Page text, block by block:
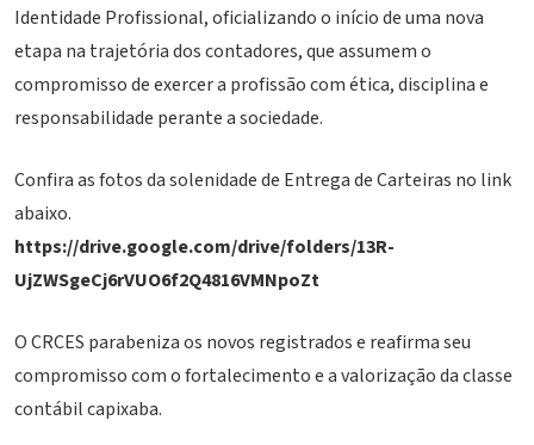
Identidade Profissional, oficializando o início de uma nova
etapa na trajetória dos contadores, que assumem o
compromisso de exercer a profissão com ética, disciplina e
responsabilidade perante a sociedade.
Confira as fotos da solenidade de Entrega de Carteiras no link
abaixo.
https://drive.google.com/drive/folders/13R-
UjZWSgeCj6rVUO6f2Q4816VMNpoZt
O CRCES parabeniza os novos registrados e reafirma seu
compromisso com o fortalecimento e a valorização da classe
contábil capixaba.